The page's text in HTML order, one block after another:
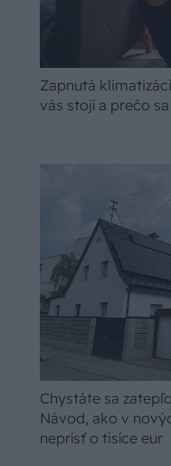
Zapnutá
vás stojí a prečo
Chystáte sa
Návod, ako v
neprísť o tisíce eur